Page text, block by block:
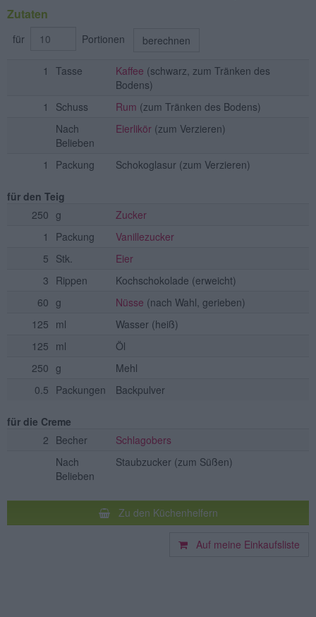
Zutaten
für Portionen berechnen
1 Tasse Kaffee (schwarz, zum Tränken des
Bodens)
1
Schuss Rum (zum Tränken des Bodens)
Nach
Belieben
Eierlikör (zum Verzieren)
1 Packung Schokoglasur (zum Verzieren)
für den Teig
250 g
Zucker
1
Packung
Vanillezucker
5 Stk.
Eier
3 Rippen Kochschokolade (erweicht)
60 g Nüsse (nach Wahl, gerieben)
125 ml Wasser (heiß)
125 ml
Öl
250 g
Mehl
0.5 Packungen Backpulver
für die Creme
2 Becher
Schlagobers
Nach
Belieben
Staubzucker (zum Süßen)
Zu den Küchenhelfern
Auf meine Einkaufsliste